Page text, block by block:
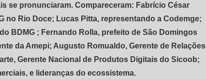
se pronunciaram. Compareceram: Fabrício César
no Rio Doce; Lucas Pitta, representando a Codemge;
BDMG ; Fernando Rolla, prefeito de São Domingos
da Amepi; Augusto Romualdo, Gerente de Relações
Gerente Nacional de Produtos Digitais do Sicoob;
e lideranças do ecossistema.